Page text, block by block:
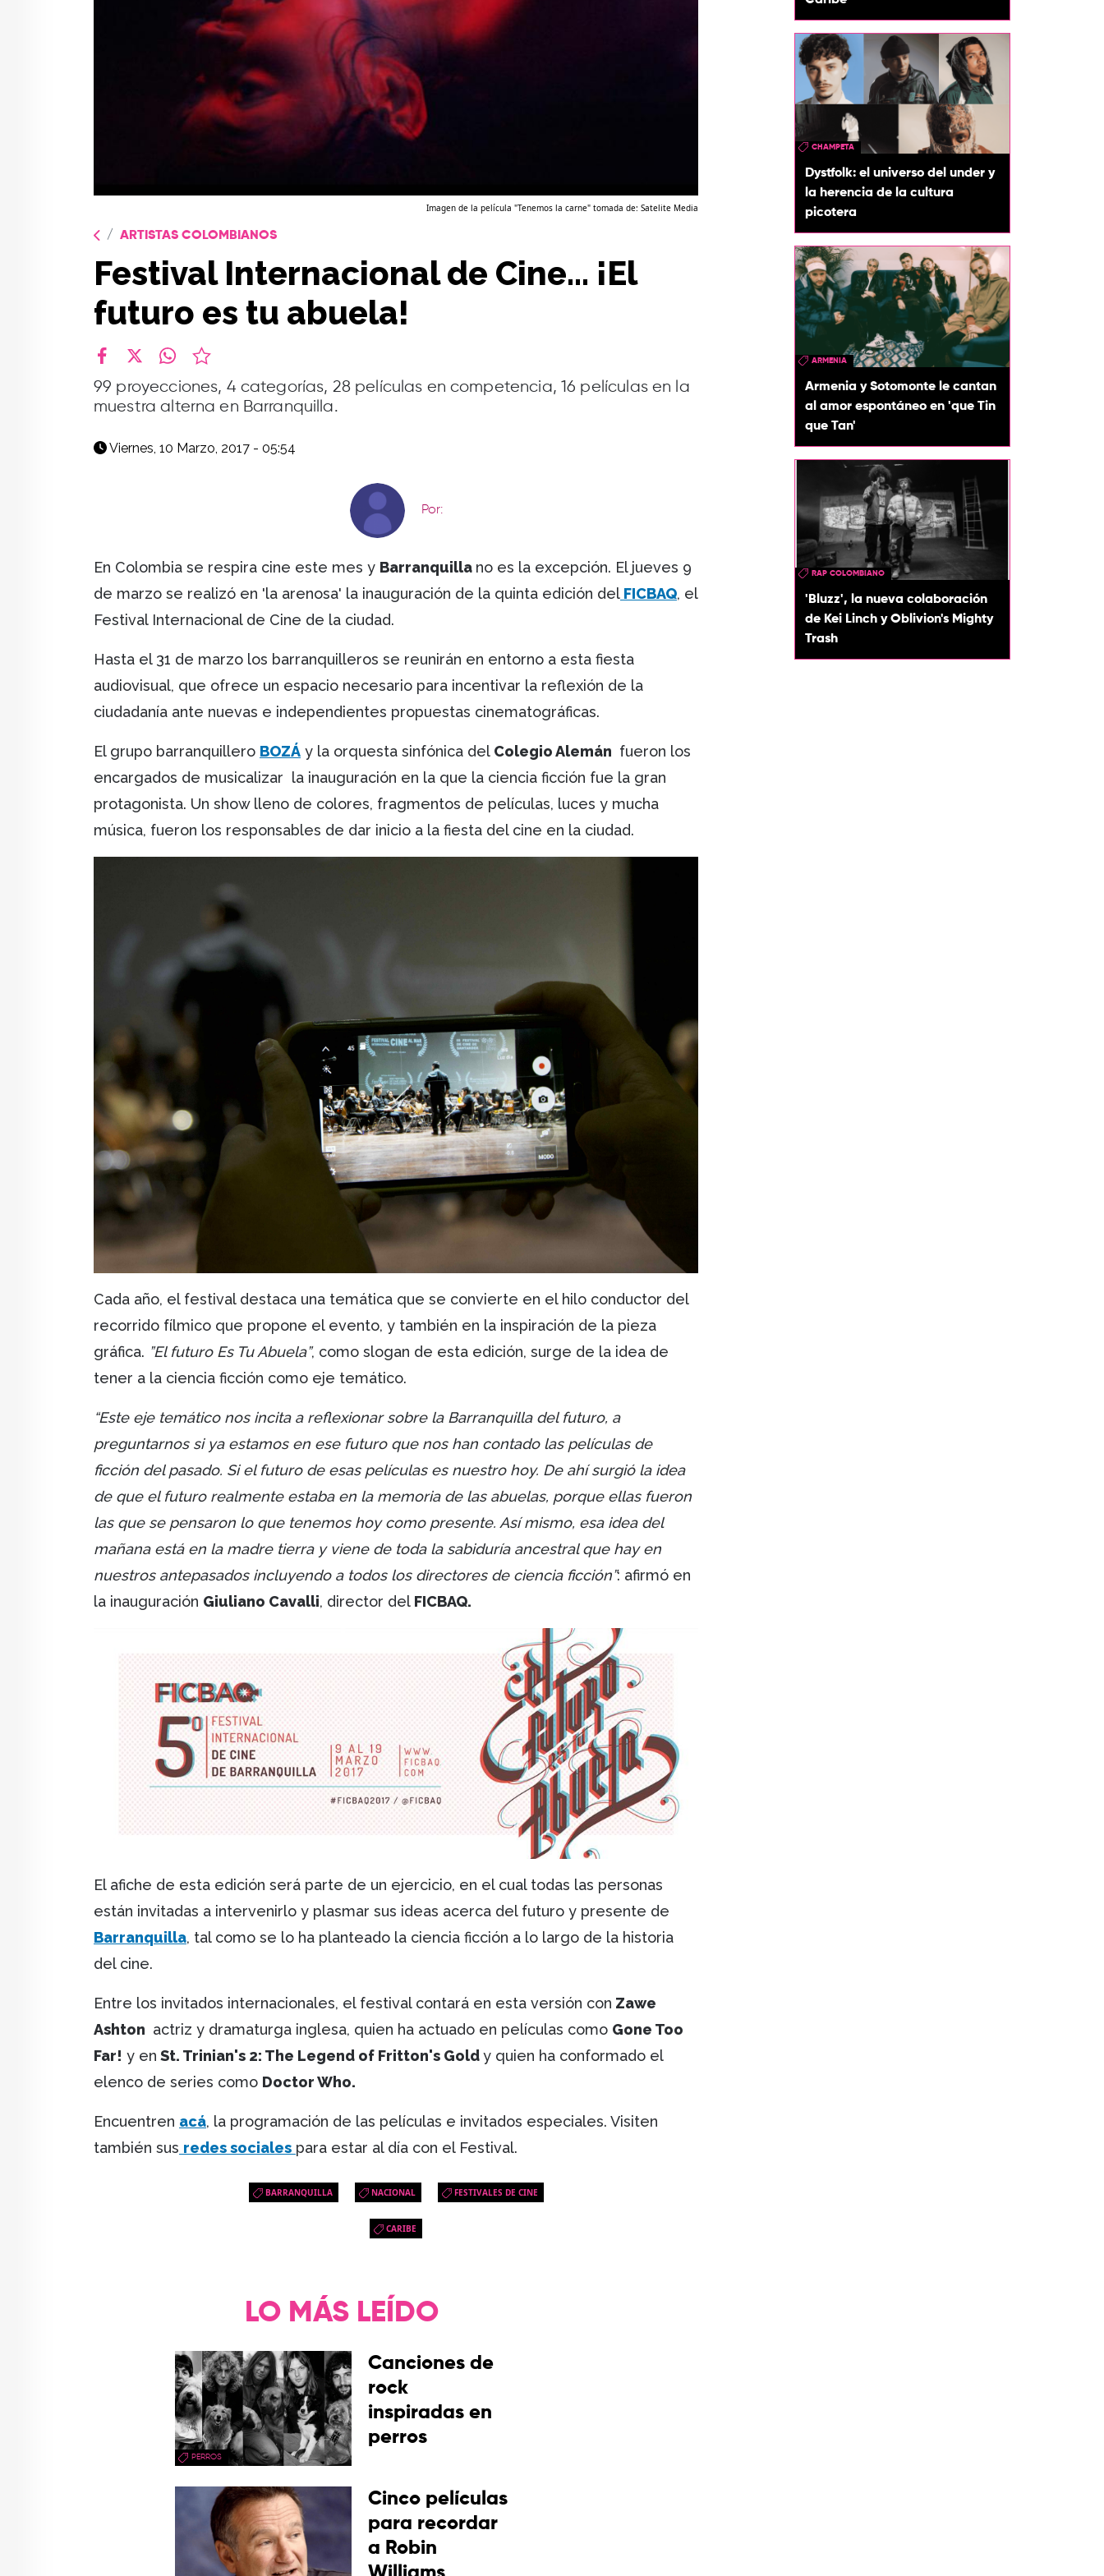
Imagen de la película "Tenemos la carne" tomada de: Satelite Media
ARTISTAS COLOMBIANOS
Festival Internacional de Cine… ¡El
futuro es tu abuela!
99 proyecciones, 4 categorías, 28 películas en competencia, 16 películas en la
muestra alterna en Barranquilla.
Viernes, 10 Marzo, 2017 - 05:54
Por:
En Colombia se respira cine este mes y Barranquilla no es la excepción. El jueves 9
de marzo se realizó en 'la arenosa' la inauguración de la quinta edición del FICBAQ, el
Festival Internacional de Cine de la ciudad.
Hasta el 31 de marzo los barranquilleros se reunirán en entorno a esta fiesta
audiovisual, que ofrece un espacio necesario para incentivar la reflexión de la
ciudadanía ante nuevas e independientes propuestas cinematográficas.
El grupo barranquillero BOZÁ y la orquesta sinfónica del Colegio Alemán fueron los
encargados de musicalizar la inauguración en la que la ciencia ficción fue la gran
protagonista. Un show lleno de colores, fragmentos de películas, luces y mucha
música, fueron los responsables de dar inicio a la fiesta del cine en la ciudad.
Cada año, el festival destaca una temática que se convierte en el hilo conductor del
recorrido fílmico que propone el evento, y también en la inspiración de la pieza
gráfica. ”El futuro Es Tu Abuela”, como slogan de esta edición, surge de la idea de
tener a la ciencia ficción como eje temático.
“Este eje temático nos incita a reflexionar sobre la Barranquilla del futuro, a
preguntarnos si ya estamos en ese futuro que nos han contado las películas de
ficción del pasado. Si el futuro de esas películas es nuestro hoy. De ahí surgió la idea
de que el futuro realmente estaba en la memoria de las abuelas, porque ellas fueron
las que se pensaron lo que tenemos hoy como presente. Así mismo, esa idea del
mañana está en la madre tierra y viene de toda la sabiduría ancestral que hay en
nuestros antepasados incluyendo a todos los directores de ciencia ficción”: afirmó en
la inauguración Giuliano Cavalli, director del FICBAQ.
El afiche de esta edición será parte de un ejercicio, en el cual todas las personas
están invitadas a intervenirlo y plasmar sus ideas acerca del futuro y presente de
Barranquilla, tal como se lo ha planteado la ciencia ficción a lo largo de la historia
del cine.
Entre los invitados internacionales, el festival contará en esta versión con Zawe
Ashton actriz y dramaturga inglesa, quien ha actuado en películas como Gone Too
Far! y en St. Trinian's 2: The Legend of Fritton's Goldy quien ha conformado el
elenco de series como Doctor Who.
Encuentren acá, la programación de las películas e invitados especiales. Visiten
también sus redes sociales para estar al día con el Festival.
BARRANQUILLA NACIONAL FESTIVALES DE CINE
CARIBE
CHAMPETA
Dystfolk: el universo del under y
la herencia de la cultura
picotera
ARMENIA
Armenia y Sotomonte le cantan
al amor espontáneo en 'que Tin
que Tan'
RAP COLOMBIANO
'Bluzz', la nueva colaboración
de Kei Linch y Oblivion's Mighty
Trash
LO MÁS LEÍDO
PERROS
Canciones de
rock
inspiradas en
perros
Cinco películas
para recordar
a Robin